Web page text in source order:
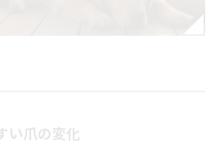
い爪の変化